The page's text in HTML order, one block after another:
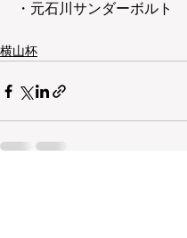
・元石川サンダーボルト
横山杯